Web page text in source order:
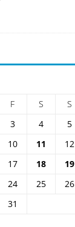
F S
S
3 4
5
10 11
12
17 18
19
24 25
26
31